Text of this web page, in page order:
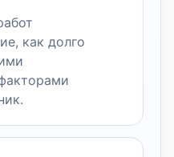
как долго